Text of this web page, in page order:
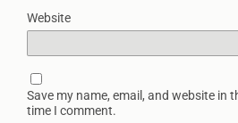
Website
Save my name, email, and website in
time I comment.